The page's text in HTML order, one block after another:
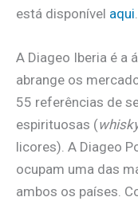
está disponível aqui
A Diageo Iberia é a
abrange os
55 referências de
espirituosas (
licores). A Diageo
ocupam uma das
ambos os países.